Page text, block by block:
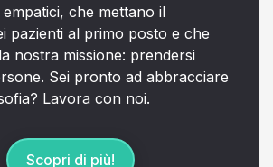
che mettano il
pazienti al primo posto e che
nostra missione: prendersi
Sei pronto ad abbracciare
Lavora con noi.
Scopri di più!